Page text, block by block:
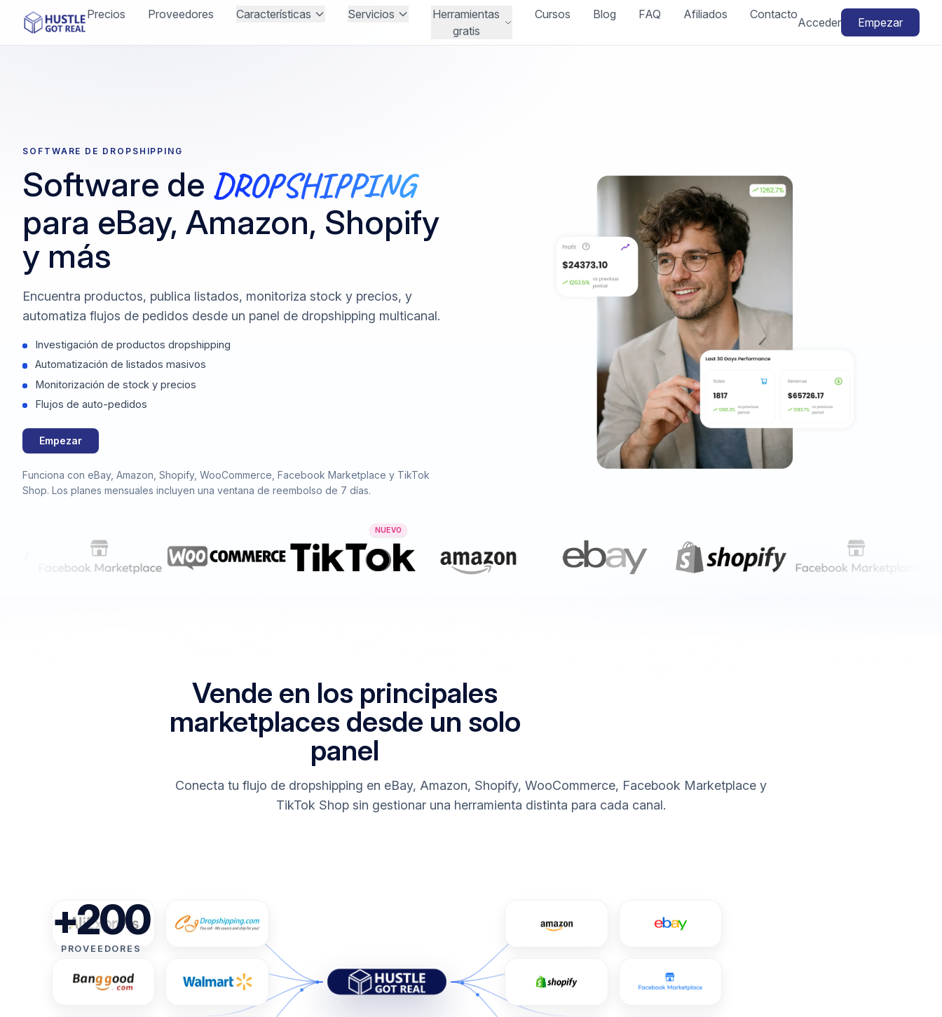
Precios Proveedores Características Servicios
Herramientas
gratis
Cursos Blog FAQ Afiliados Contacto
Acceder Empezar
SOFTWARE DE DROPSHIPPING
Software de DROPSHIPPING
para eBay, Amazon, Shopify
y más
Encuentra productos, publica listados, monitoriza stock y precios, y
automatiza flujos de pedidos desde un panel de dropshipping multicanal.
Investigación de productos dropshipping
Automatización de listados masivos
Monitorización de stock y precios
Flujos de auto-pedidos
Empezar
Funciona con eBay, Amazon, Shopify, WooCommerce, Facebook Marketplace y TikTok
Shop. Los planes mensuales incluyen una ventana de reembolso de 7 días.
Vende en los principales
marketplaces desde un solo
panel
Conecta tu flujo de dropshipping en eBay, Amazon, Shopify, WooCommerce, Facebook Marketplace y
TikTok Shop sin gestionar una herramienta distinta para cada canal.
+200
PROVEEDORES